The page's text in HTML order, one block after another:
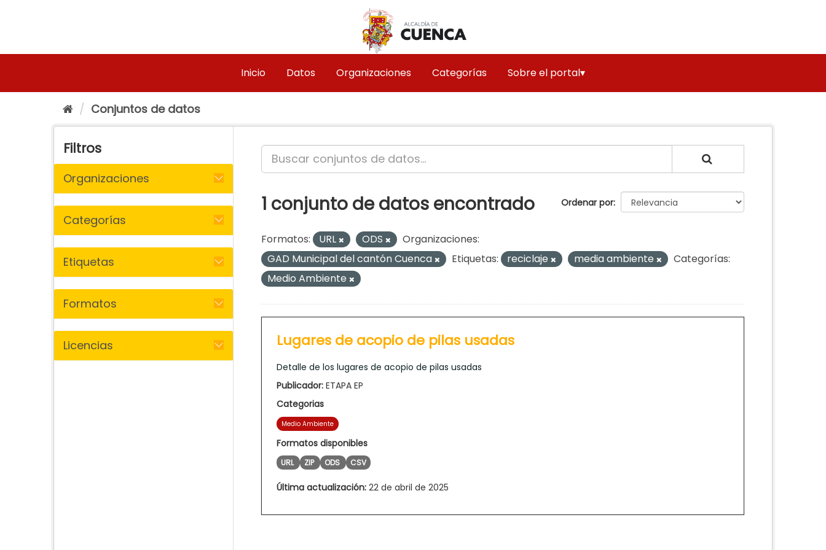
Inicio Datos Organizaciones Categorías Sobre el portal▾
Conjuntos de datos
Filtros
Organizaciones
Categorías
Etiquetas
Formatos
Licencias
Ordenar por
1 conjunto de datos encontrado
Formatos: URL ODS
Organizaciones:
GAD Municipal del cantón Cuenca
Etiquetas: reciclaje media ambiente
Categorías:
Medio Ambiente
Lugares de acopio de pilas usadas
Detalle de los lugares de acopio de pilas usadas
Publicador: ETAPA EP
Categorias
Medio Ambiente
Formatos disponibles
URL ZIP ODS CSV
Última actualización: 22 de abril de 2025